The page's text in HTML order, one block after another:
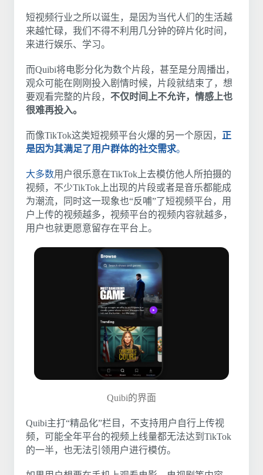
短视频行业之所以诞生，是因为当代人们的生活越
来越忙碌，我们不得不利用几分钟的碎片化时间，
来进行娱乐、学习。
而Quibi将电影分化为数个片段，甚至是分周播出，
观众可能在刚刚投入剧情时候，片段就结束了，想
要观看完整的片段， 不仅时间上不允许，情感上也
很难再投入。
而像TikTok这类短视频平台火爆的另一个原因， 正
是因为其满足了用户群体的社交需求。
大多数用户很乐意在TikTok上去模仿他人所拍摄的
视频，不少TikTok上出现的片段或者是音乐都能成
为潮流，同时这一现象也“反哺”了短视频平台，用
户上传的视频越多，视频平台的视频内容就越多，
用户也就更愿意留存在平台上。
Quibi的界面
Quibi主打“精品化”栏目，不支持用户自行上传视
频，可能全年平台的视频上线量都无法达到TikTok
的一半，也无法引领用户进行模仿。